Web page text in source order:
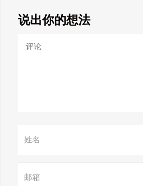
Google SEO终极
说出你的想法